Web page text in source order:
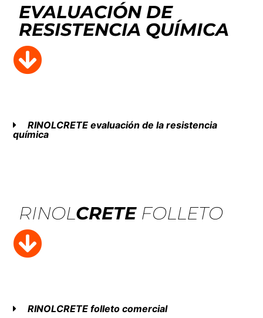
EVALUACIÓN DE
RESISTENCIA QUÍMICA
RINOLCRETE evaluación de la resistencia
química
RINOLCRETE FOLLETO
RINOLCRETE folleto comercial